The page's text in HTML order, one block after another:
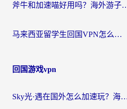
斧牛和加速喵好用吗？海外
马来西亚留学生回国VPN怎么选？3个避坑点+1款实测好用的加速器推荐
回国游戏vpn
Sky光·遇在国外怎么加速玩？海外党亲测有效